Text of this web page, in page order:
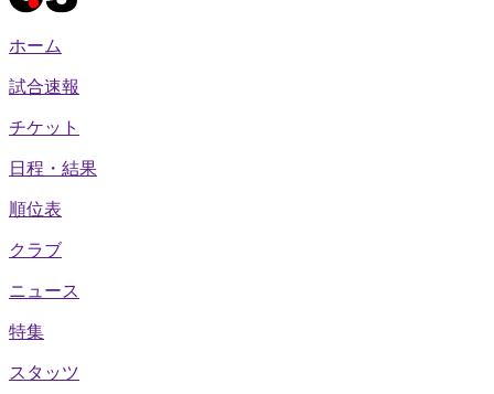
ホーム
試合速報
チケット
日程・結果
順位表
クラブ
ニュース
特集
スタッツ